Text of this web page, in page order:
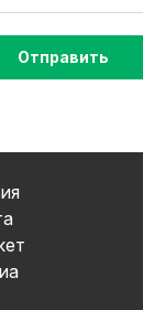
Отправить